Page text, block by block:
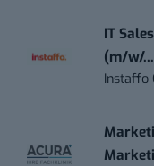
IT
(m/w/...
Instaffo